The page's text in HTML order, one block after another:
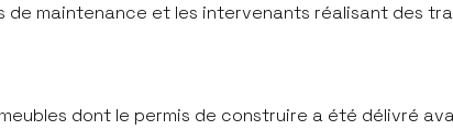
de maintenance et les intervenants réalisant des
dont le permis de construire a été délivré